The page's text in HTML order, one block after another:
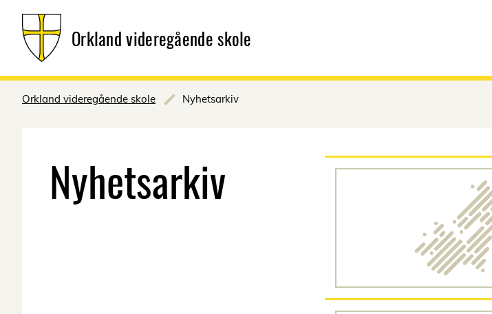
Orkland videregående skole
Orkland videregående skole Nyhetsarkiv
Nyhetsarkiv